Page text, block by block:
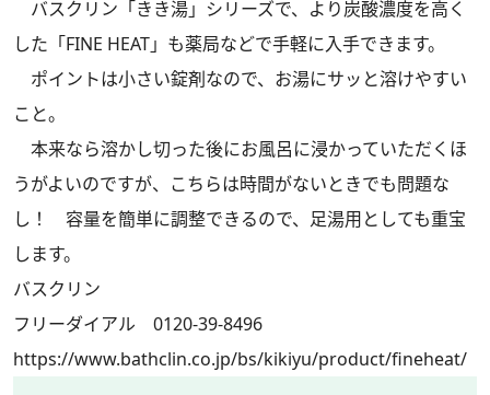
バスクリン「きき湯」シリーズで、より炭酸濃度を高く
した「FINE HEAT」も薬局などで手軽に入手できます。
ポイントは小さい錠剤なので、お湯にサッと溶けやすい
こと。
本来なら溶かし切った後にお風呂に浸かっていただくほ
うがよいのですが、こちらは時間がないときでも問題な
し！ 容量を簡単に調整できるので、足湯用としても重宝
します。
バスクリン
フリーダイアル 0120-39-8496
https://www.bathclin.co.jp/bs/kikiyu/product/fineheat/